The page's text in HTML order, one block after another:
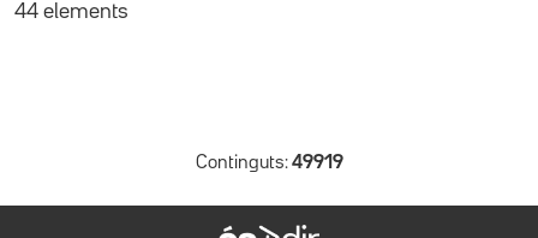
44 elements
Continguts: 49919